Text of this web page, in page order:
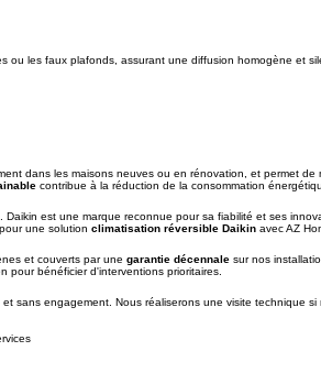
les faux plafonds, assurant une diffusion homogène et
dans les maisons neuves ou en rénovation, et permet
contribue à la réduction de la consommation
est une marque reconnue pour sa fiabilité et ses
une solution climatisation réversible Daikin avec AZ
et couverts par une garantie décennale sur nos
pour bénéficier d'interventions prioritaires.
et sans engagement. Nous réaliserons une visite technique